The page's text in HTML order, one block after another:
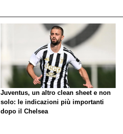
Juventus, un altro clean sheet e non
solo: le indicazioni più importanti
dopo il Chelsea